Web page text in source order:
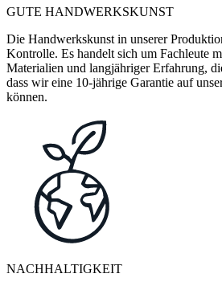
GUTE HANDWERKSKUNST
Die Handwerkskunst in unserer
Kontrolle. Es handelt sich um Fachleute
Materialien und langjähriger Erfahrung,
dass wir eine 10-jährige Garantie auf
können.
NACHHALTIGKEIT